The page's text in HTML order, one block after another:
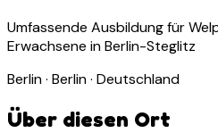
Umfassende Ausbildung für
Erwachsene in Berlin-Steglitz
Berlin · Berlin · Deutschland
Über diesen Ort